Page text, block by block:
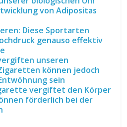
von Adipositas
Diese Sportarten
genauso effektiv
unseren
können jedoch
sein
vergiftet den Körper
förderlich bei der